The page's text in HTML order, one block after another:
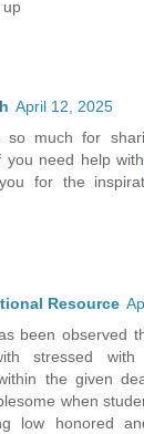
up
April 12, 2025
so much for
you need help with
for the
Resource
been observed
stressed
the given
when
low honored